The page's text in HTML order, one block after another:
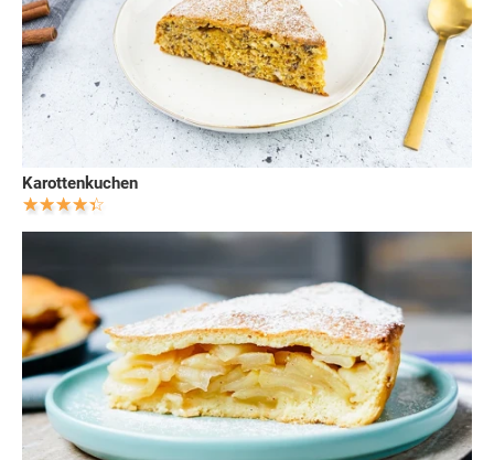
Karottenkuchen